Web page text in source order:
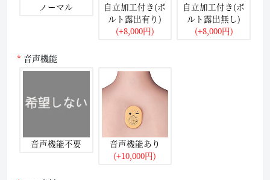
ノーマル
自立加工付き(ボ
ルト露出有り)
(+8,000円)
自立加工付き(ボ
ルト露出無し)
(+8,000円)
音声機能
音声機能不要
音声機能あり
(+10,000円)